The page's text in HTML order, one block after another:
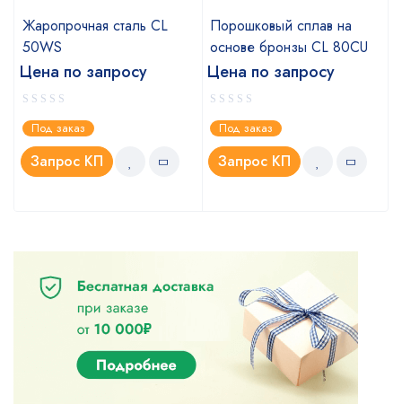
Жаропрочная сталь CL
50WS
Цена по запросу
Под заказ
Запрос КП
Порошковый сплав на
основе бронзы CL 80CU
Цена по запросу
Под заказ
Запрос КП